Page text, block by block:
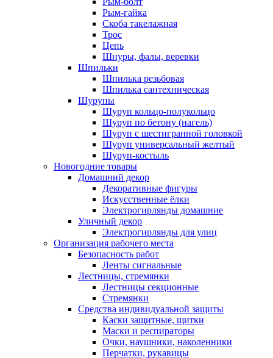
Рым-гайка
Скоба такелажная
Трос
Цепь
Шнуры, фалы, веревки
Шпильки
Шпилька резьбовая
Шпилька сантехническая
Шурупы
Шуруп кольцо-полукольцо
Шуруп по бетону (нагель)
Шуруп с шестигранной головкой
Шуруп универсальный желтый
Шуруп-костыль
Новогодние товары
Домашний декор
Декоративные фигуры
Искусственные ёлки
Электрогирлянды домашние
Уличный декор
Электрогирлянды для улиц
Организация рабочего места
Безопасность работ
Ленты сигнальные
Лестницы, стремянки
Лестницы секционные
Стремянки
Средства индивидуальной защиты
Каски защитные, щитки
Маски и респираторы
Очки, наушники, наколенники
Перчатки, рукавицы